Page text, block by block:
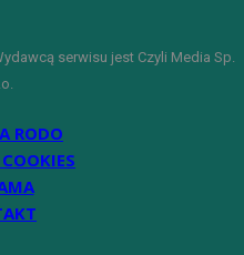
serwisu jest Czyli Media Sp.
RODO